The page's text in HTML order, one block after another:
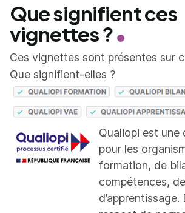
Que signifient ces
vignettes ?
Ces vignettes sont présentes sur
Que signifient-elles ?
Qualiopi est
pour les
formation, de
compétences,